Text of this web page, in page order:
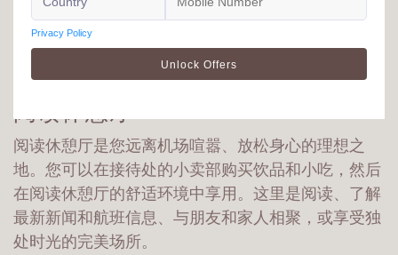
设施
阅读休憩厅
阅读休憩厅是您远离机场喧嚣、放松身心的理想之
地。您可以在接待处的小卖部购买饮品和小吃，然后
在阅读休憩厅的舒适环境中享用。这里是阅读、了解
最新新闻和航班信息、与朋友和家人相聚，或享受独
处时光的完美场所。